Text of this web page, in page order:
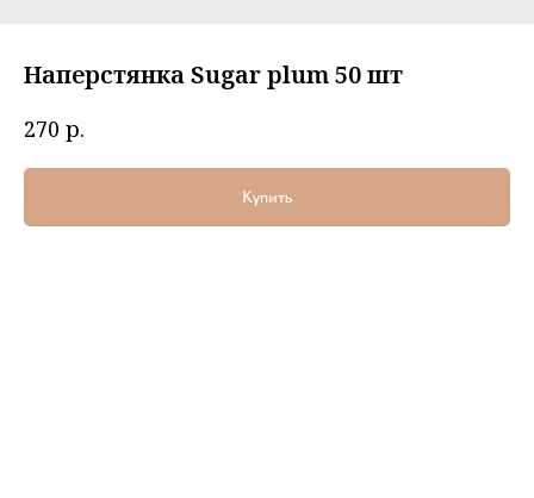
Наперстянка Sugar plum 50 шт
270 р.
Купить